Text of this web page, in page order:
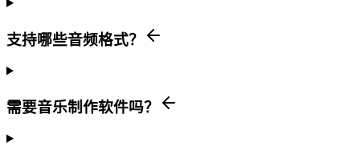
支持哪些音频格式？
需要音乐制作软件吗？